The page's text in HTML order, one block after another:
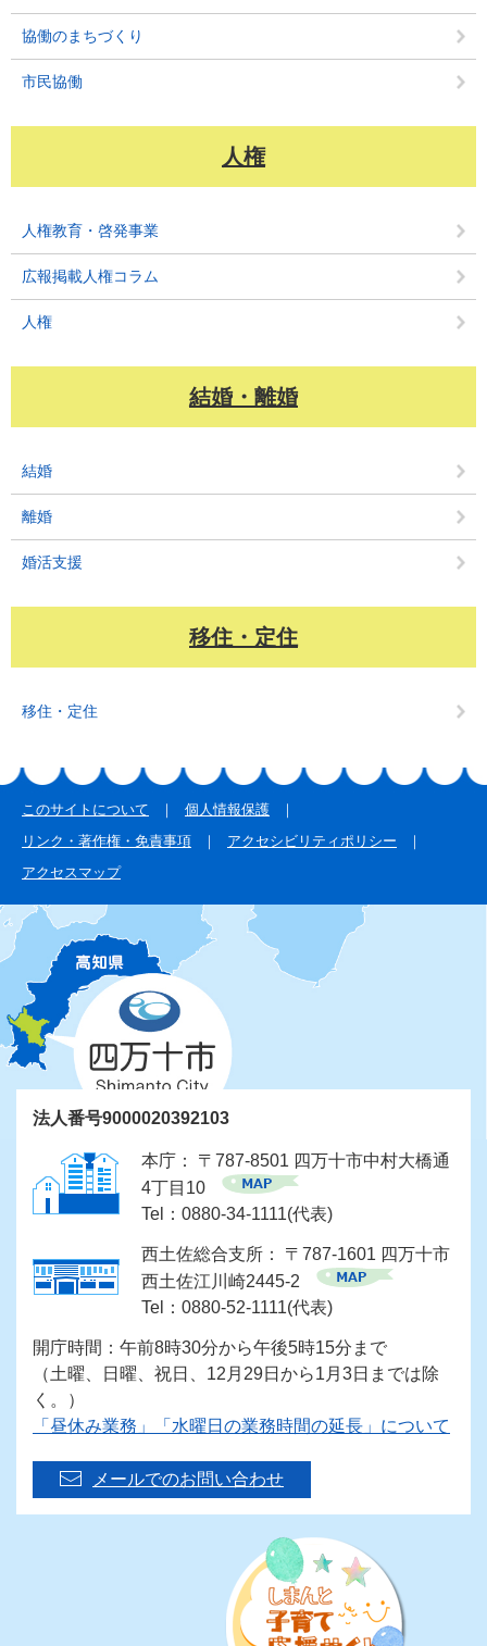
協働のまちづくり
市民協働
人権
人権教育・啓発事業
広報掲載人権コラム
人権
結婚・離婚
結婚
離婚
婚活支援
移住・定住
移住・定住
このサイトについて
個人情報保護
リンク・著作権・免責事項
アクセシビリティポリシー
アクセスマップ
法人番号9000020392103
本庁： 〒787-8501 四万十市中村大橋通
4丁目10
Tel：0880-34-1111(代表)
西土佐総合支所： 〒787-1601 四万十市
西土佐江川崎2445-2
Tel：0880-52-1111(代表)
開庁時間：午前8時30分から午後5時15分まで
（土曜、日曜、祝日、12月29日から1月3日までは除
く。）
「昼休み業務」「水曜日の業務時間の延長」について
メールでのお問い合わせ